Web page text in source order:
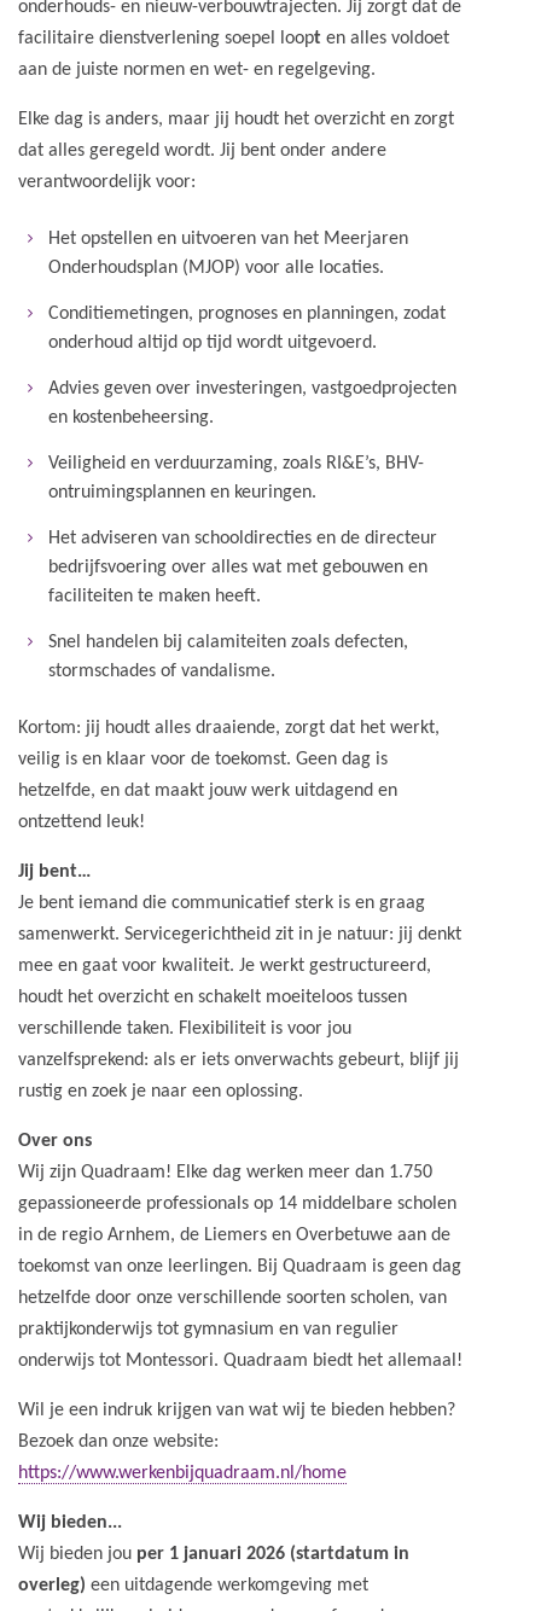
onderhouds- en nieuw-verbouwtrajecten. Jij zorgt dat de
facilitaire dienstverlening soepel loopt en alles voldoet
aan de juiste normen en wet- en regelgeving.
Elke dag is anders, maar jij houdt het overzicht en zorgt
dat alles geregeld wordt. Jij bent onder andere
verantwoordelijk voor:
Het opstellen en uitvoeren van het Meerjaren
Onderhoudsplan (MJOP) voor alle locaties.
Conditiemetingen, prognoses en planningen, zodat
onderhoud altijd op tijd wordt uitgevoerd.
Advies geven over investeringen, vastgoedprojecten
en kostenbeheersing.
Veiligheid en verduurzaming, zoals RI&E’s, BHV-
ontruimingsplannen en keuringen.
Het adviseren van schooldirecties en de directeur
bedrijfsvoering over alles wat met gebouwen en
faciliteiten te maken heeft.
Snel handelen bij calamiteiten zoals defecten,
stormschades of vandalisme.
Kortom: jij houdt alles draaiende, zorgt dat het werkt,
veilig is en klaar voor de toekomst. Geen dag is
hetzelfde, en dat maakt jouw werk uitdagend en
ontzettend leuk!
Jij bent…
Je bent iemand die communicatief sterk is en graag
samenwerkt. Servicegerichtheid zit in je natuur: jij denkt
mee en gaat voor kwaliteit. Je werkt gestructureerd,
houdt het overzicht en schakelt moeiteloos tussen
verschillende taken. Flexibiliteit is voor jou
vanzelfsprekend: als er iets onverwachts gebeurt, blijf jij
rustig en zoek je naar een oplossing.
Over ons
Wij zijn Quadraam! Elke dag werken meer dan 1.750
gepassioneerde professionals op 14 middelbare scholen
in de regio Arnhem, de Liemers en Overbetuwe aan de
toekomst van onze leerlingen. Bij Quadraam is geen dag
hetzelfde door onze verschillende soorten scholen, van
praktijkonderwijs tot gymnasium en van regulier
onderwijs tot Montessori. Quadraam biedt het allemaal!
Wil je een indruk krijgen van wat wij te bieden hebben?
Bezoek dan onze website:
https://www.werkenbijquadraam.nl/home
Wij bieden...
Wij bieden jou per 1 januari 2026 (startdatum in
overleg) een uitdagende werkomgeving met